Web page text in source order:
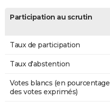
Participation au scrutin
Taux de participation
Taux d'abstention
Votes blancs (en pourcentage
des votes exprimés)